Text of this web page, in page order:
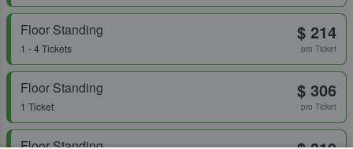
Floor Standing
1 - 4 Tickets
$ 214
pro Ticket
Floor Standing
1 Ticket
$ 306
pro Ticket